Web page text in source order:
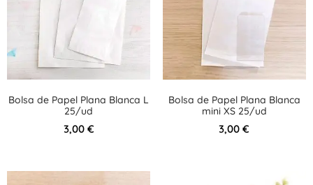
Bolsa de Papel Plana Blanca L
25/ud
3,00 €
Bolsa de Papel Plana Blanca
mini XS 25/ud
3,00€